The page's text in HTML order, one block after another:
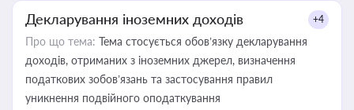
Декларування іноземних доходів +4
Про що тема: Тема стосується обов’язку декларування
доходів, отриманих з іноземних джерел, визначення
податкових зобов’язань та застосування правил
уникнення подвійного оподаткування